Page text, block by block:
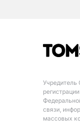
связи,
массовых